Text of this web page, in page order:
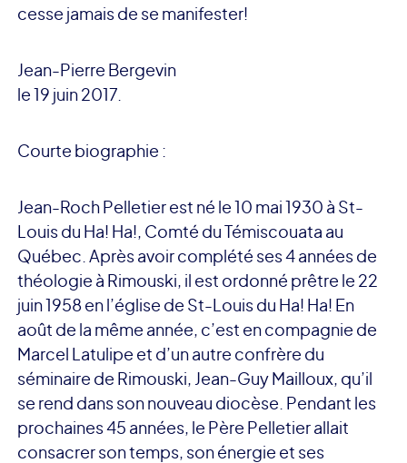
cesse jamais de se manifester!
Jean-Pierre Bergevin
le 19 juin 2017.
Courte biographie :
Jean-Roch Pelletier est né le 10 mai 1930 à St-
Louis du Ha! Ha!, Comté du Témiscouata au
Québec. Après avoir complété ses 4 années de
théologie à Rimouski, il est ordonné prêtre le 22
juin 1958 en l’église de St-Louis du Ha! Ha! En
août de la même année, c’est en compagnie de
Marcel Latulipe et d’un autre confrère du
séminaire de Rimouski, Jean-Guy Mailloux, qu’il
se rend dans son nouveau diocèse. Pendant les
prochaines 45 années, le Père Pelletier allait
consacrer son temps, son énergie et ses